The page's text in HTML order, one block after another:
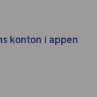
konton i appen